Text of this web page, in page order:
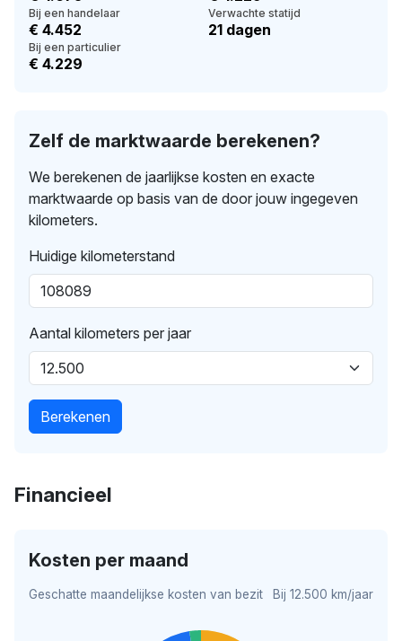
Bij een handelaar
€ 4.452
Bij een particulier
€ 4.229
Verwachte statijd
21 dagen
Zelf de marktwaarde berekenen?
We berekenen de jaarlijkse kosten en exacte
marktwaarde op basis van de door jouw ingegeven
kilometers.
Huidige kilometerstand
Aantal kilometers per jaar
Berekenen
Financieel
Kosten per maand
Geschatte maandelijkse kosten van bezit Bij 12.500 km/jaar